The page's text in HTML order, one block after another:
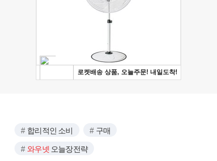
합리적인 소비 구매
와우넷 오늘장전략